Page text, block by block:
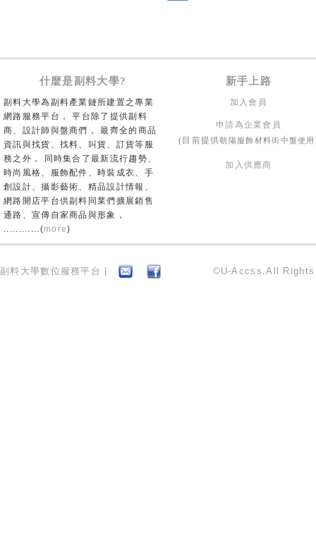
什麼是副料大學? 新手上路
副料大學為副料產業鏈所建置之專業
網路服務平台， 平台除了提供副料
商、設計師與盤商們， 最齊全的商品
資訊與找貨、找料、叫貨、訂貨等服
務之外， 同時集合了最新流行趨勢、
時尚風格、服飾配件、時裝成衣、手
創設計、攝影藝術、精品設計情報、
網路開店平台供副料同業們擴展銷售
通路、宣傳自家商品與形象，
............(more)
加入會員
申請為企業會員
(目前提供朝陽服飾材料街中盤使用
加入供應商
副料大學數位服務平台 | ©U-Accss.All Rights